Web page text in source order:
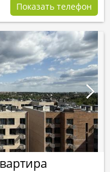
Показать телефон